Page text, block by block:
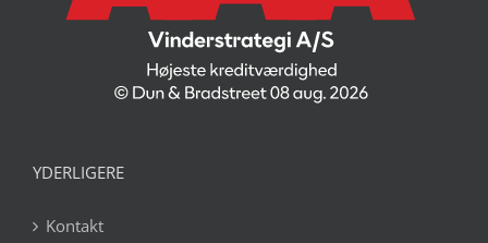
YDERLIGERE
Kontakt